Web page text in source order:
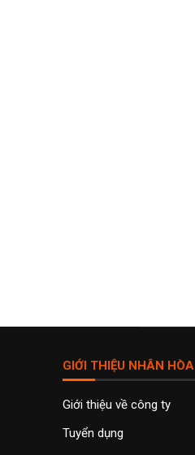
GIỚI THIỆU NHÂN HÒA
Giới thiệu về công ty
Tuyển dụng